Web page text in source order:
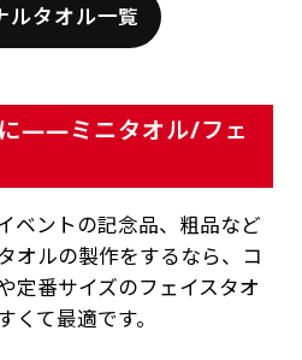
ルタオル一覧
——ミニタオル/フェ
ベントの記念品、粗品など
オルの製作をするなら、コ
定番サイズのフェイスタオ
て最適です。